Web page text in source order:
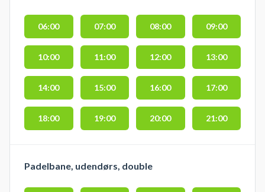
06:00 07:00 08:00 09:00
10:00 11:00 12:00 13:00
14:00 15:00 16:00 17:00
18:00 19:00 20:00 21:00
Padelbane, udendørs, double